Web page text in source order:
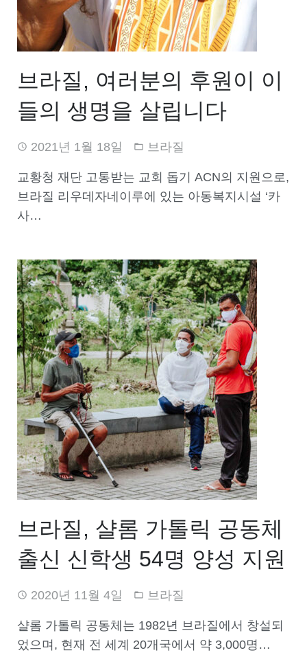
브라질, 여러분의 후원이 이
들의 생명을 살립니다
2021년 1월 18일 브라질
교황청 재단 고통받는 교회 돕기 ACN의 지원으로,
브라질 리우데자네이루에 있는 아동복지시설 ‘카
사…
브라질, 샬롬 가톨릭 공동체
출신 신학생 54명 양성 지원
2020년 11월 4일 브라질
샬롬 가톨릭 공동체는 1982년 브라질에서 창설되
었으며, 현재 전 세계 20개국에서 약 3,000명…